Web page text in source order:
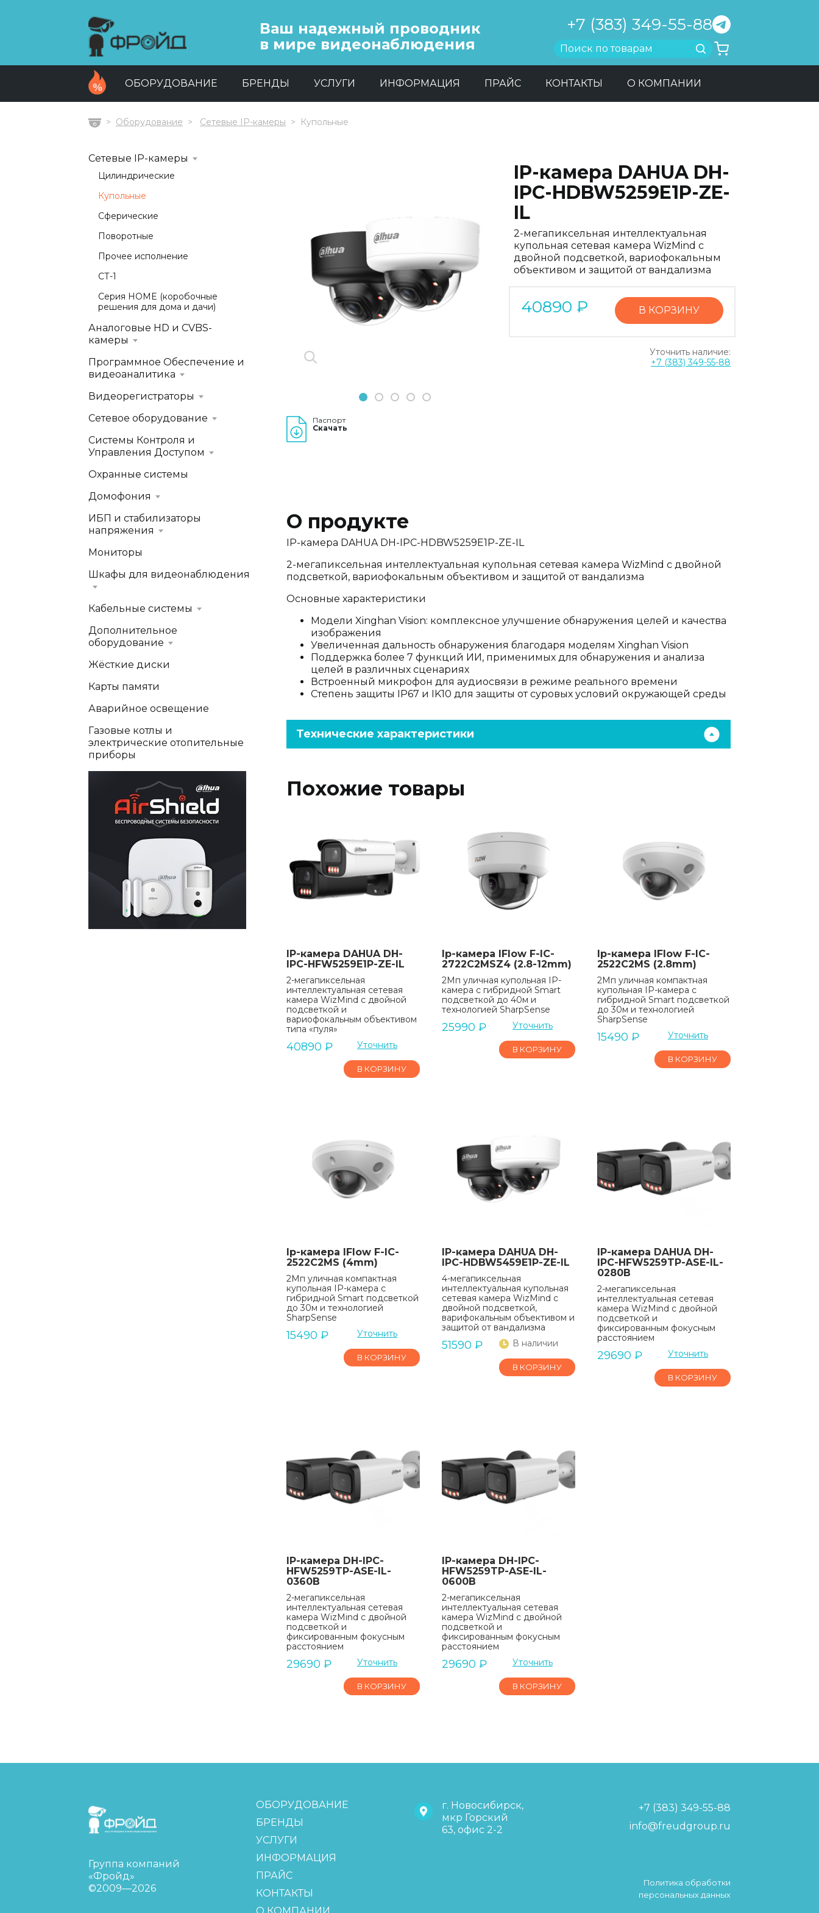
Ваш надежный проводник
в мире видеонаблюдения
+7 (383) 349-55-88
Найти
ОБОРУДОВАНИЕ БРЕНДЫ УСЛУГИ ИНФОРМАЦИЯ ПРАЙС КОНТАКТЫ О КОМПАНИИ
ГлавнаяОборудование Сетевые IP-камеры Купольные
Previous Next
1 2 3 4 5
Паспорт
Скачать
IP-камера DAHUA DH-
IPC-HDBW5259E1P-ZE-
IL
2-мегапиксельная интеллектуальная
купольная сетевая камера WizMind с
двойной подсветкой, вариофокальным
объективом и защитой от вандализма
40890 ₽ В КОРЗИНУ
Уточнить наличие:
+7 (383) 349-55-88
О продукте
IP-камера DAHUA DH-IPC-HDBW5259E1P-ZE-IL
2-мегапиксельная интеллектуальная купольная сетевая камера WizMind с двойной
подсветкой, вариофокальным объективом и защитой от вандализма
Основные характеристики
Модели Xinghan Vision: комплексное улучшение обнаружения целей и качества
изображения
Увеличенная дальность обнаружения благодаря моделям Xinghan Vision
Поддержка более 7 функций ИИ, применимых для обнаружения и анализа
целей в различных сценариях
Встроенный микрофон для аудиосвязи в режиме реального времени
Степень защиты IP67 и IK10 для защиты от суровых условий окружающей среды
Технические характеристики
Похожие товары
IP-камера DAHUA DH-
IPC-HFW5259E1P-ZE-IL
2-мегапиксельная
интеллектуальная сетевая
камера WizMind с двойной
подсветкой и
вариофокальным объективом
типа «пуля»
40890 ₽ Уточнить
В КОРЗИНУ
Ip-камера IFlow F-IC-
2722C2MSZ4 (2.8-12mm)
2Мп уличная купольная IP-
камера с гибридной Smart
подсветкой до 40м и
технологией SharpSense
25990 ₽ Уточнить
В КОРЗИНУ
Ip-камера IFlow F-IC-
2522C2MS (2.8mm)
2Мп уличная компактная
купольная IP-камера с
гибридной Smart подсветкой
до 30м и технологией
SharpSense
15490 ₽ Уточнить
В КОРЗИНУ
Ip-камера IFlow F-IC-
2522C2MS (4mm)
2Мп уличная компактная
купольная IP-камера с
гибридной Smart подсветкой
до 30м и технологией
SharpSense
15490 ₽ Уточнить
В КОРЗИНУ
IP-камера DAHUA DH-
IPC-HDBW5459E1P-ZE-IL
4-мегапиксельная
интеллектуальная купольная
сетевая камера WizMind с
двойной подсветкой,
варифокальным объективом и
защитой от вандализма
51590 ₽ В наличии
В КОРЗИНУ
IP-камера DAHUA DH-
IPC-HFW5259TP-ASE-IL-
0280B
2-мегапиксельная
интеллектуальная сетевая
камера WizMind с двойной
подсветкой и
фиксированным фокусным
расстоянием
29690 ₽ Уточнить
В КОРЗИНУ
IP-камера DH-IPC-
HFW5259TP-ASE-IL-
0360B
2-мегапиксельная
интеллектуальная сетевая
камера WizMind с двойной
подсветкой и
фиксированным фокусным
расстоянием
29690 ₽ Уточнить
В КОРЗИНУ
IP-камера DH-IPC-
HFW5259TP-ASE-IL-
0600B
2-мегапиксельная
интеллектуальная сетевая
камера WizMind с двойной
подсветкой и
фиксированным фокусным
расстоянием
29690 ₽ Уточнить
В КОРЗИНУ
Сетевые IP-камеры
Цилиндрические
Купольные
Сферические
Поворотные
Прочее исполнение
СТ-1
Серия HOME (коробочные
решения для дома и дачи)
Аналоговые HD и CVBS-
камеры
Программное Обеспечение и
видеоаналитика
Видеорегистраторы
Сетевое оборудование
Системы Контроля и
Управления Доступом
Охранные системы
Домофония
ИБП и стабилизаторы
напряжения
Мониторы
Шкафы для видеонаблюдения
Кабельные системы
Дополнительное
оборудование
Жёсткие диски
Карты памяти
Аварийное освещение
Газовые котлы и
электрические отопительные
приборы
FreudGroup
Группа компаний
«Фройд»
©2009—2026
ОБОРУДОВАНИЕ
БРЕНДЫ
УСЛУГИ
ИНФОРМАЦИЯ
ПРАЙС
КОНТАКТЫ
г. Новосибирск,
мкр Горский
63, офис 2-2
+7 (383) 349-55-88
info@freudgroup.ru
Политика обработки
персональных данных